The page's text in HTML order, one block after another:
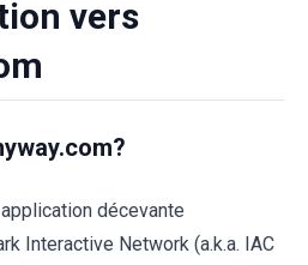
vers
décevante
Interactive Network (a.k.a. IAC